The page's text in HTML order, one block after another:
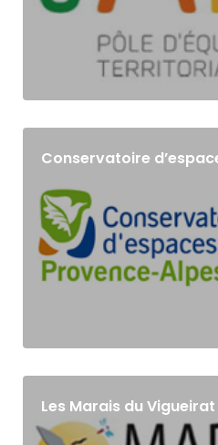
Conservatoire
Les Marais du Vigueirat